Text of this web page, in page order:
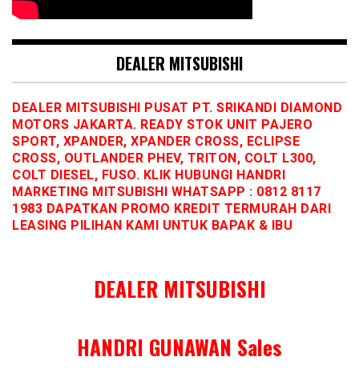
DEALER MITSUBISHI
DEALER MITSUBISHI PUSAT PT. SRIKANDI DIAMOND
MOTORS JAKARTA. READY STOK UNIT PAJERO
SPORT, XPANDER, XPANDER CROSS, ECLIPSE
CROSS, OUTLANDER PHEV, TRITON, COLT L300,
COLT DIESEL, FUSO. KLIK HUBUNGI HANDRI
MARKETING MITSUBISHI WHATSAPP : 0812 8117
1983 DAPATKAN PROMO KREDIT TERMURAH DARI
LEASING PILIHAN KAMI UNTUK BAPAK & IBU
DEALER MITSUBISHI
HANDRI GUNAWAN Sales